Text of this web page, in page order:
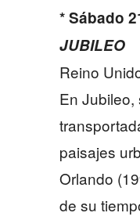
* Sábado
JUBILEO
Reino
En
paisajes
Orlando
de su